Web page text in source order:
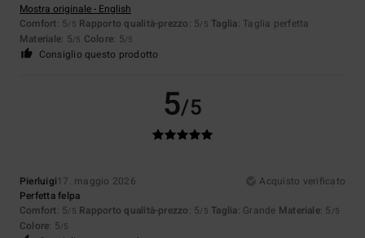
Mostra originale - English
Comfort: 5/5 Rapporto qualità-prezzo: 5/5 Taglia: Taglia perfetta
Materiale: 5/5 Colore: 5/5
Consiglio questo prodotto
5/5
Pierluigi17. maggio 2026
Acquisto verificato
Perfetta felpa
Comfort: 5/5 Rapporto qualità-prezzo: 5/5 Taglia: Grande Materiale: 5 /5
Colore: 5/5